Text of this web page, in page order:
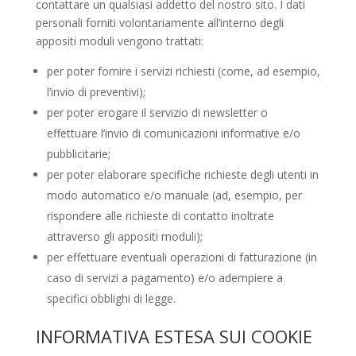
contattare un qualsiasi addetto del nostro sito. I dati
personali forniti volontariamente all’interno degli
appositi moduli vengono trattati:
per poter fornire i servizi richiesti (come, ad esempio,
l’invio di preventivi);
per poter erogare il servizio di newsletter o
effettuare l’invio di comunicazioni informative e/o
pubblicitarie;
per poter elaborare specifiche richieste degli utenti in
modo automatico e/o manuale (ad, esempio, per
rispondere alle richieste di contatto inoltrate
attraverso gli appositi moduli);
per effettuare eventuali operazioni di fatturazione (in
caso di servizi a pagamento) e/o adempiere a
specifici obblighi di legge.
INFORMATIVA ESTESA SUI COOKIE